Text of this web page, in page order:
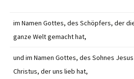
im Namen Gottes, des Schöpfers, der
ganze Welt gemacht hat,
und im Namen Gottes, des Sohnes Jesus
Christus, der uns lieb hat,